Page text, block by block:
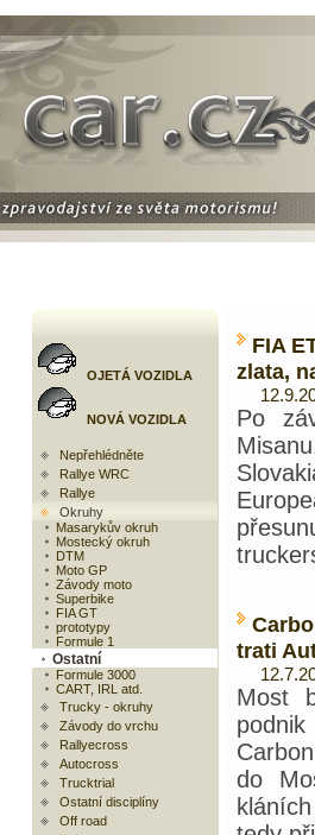
OJETÁ VOZIDLA
NOVÁ VOZIDLA
Nepřehlédněte
Rallye WRC
Rallye
Okruhy
Masarykův okruh
Mostecký okruh
DTM
Moto GP
Závody moto
Superbike
FIA GT
prototypy
Formule 1
Ostatní
Formule 3000
CART, IRL atd.
Trucky - okruhy
Závody do vrchu
Rallyecross
Autocross
Trucktrial
Ostatní disciplíny
Off road
FIA
zlata,
Po
trati
Most
do